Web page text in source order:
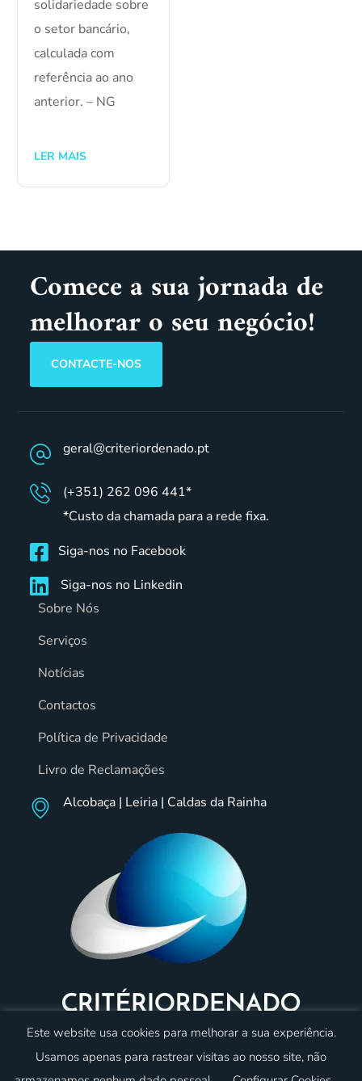
solidariedade sobre
o setor bancário,
calculada com
referência ao ano
anterior. – NG
LER MAIS
Comece a sua jornada de
melhorar o seu negócio!
CONTACTE-NOS
geral@criteriordenado.pt
(+351) 262 096 441*
*Custo da chamada para a rede fixa.
Siga-nos no Facebook
Siga-nos no Linkedin
Sobre Nós
Serviços
Notícias
Contactos
Política de Privacidade
Livro de Reclamações
Alcobaça | Leiria | Caldas da Rainha
Este website usa cookies para melhorar a sua experiência.
Usamos apenas para rastrear visitas ao nosso site, não